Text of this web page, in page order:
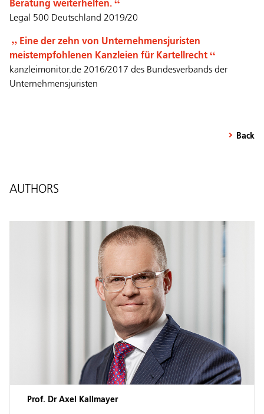
Beratung weiterhelfen.
Legal 500 Deutschland 2019/20
Eine der zehn von Unternehmensjuristen
meistempfohlenen Kanzleien für Kartellrecht
kanzleimonitor.de 2016/2017 des Bundesverbands der
Unternehmensjuristen
Back
AUTHORS
Prof. Dr Axel Kallmayer